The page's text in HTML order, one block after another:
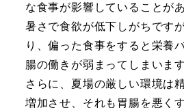
な食事が影響していることが
暑さで食欲が低下しがちです
り、偏った食事をすると栄養
腸の働きが弱まってしまいます
さらに、夏場の厳しい環境は
増加させ、それも胃腸を悪く